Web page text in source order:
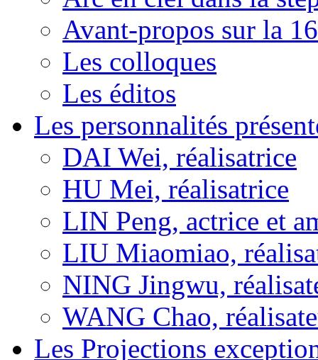
Avant-propos sur la
Les colloques
Les éditos
Les personnalités
DAI Wei, réalisatrice
HU Mei, réalisatrice
LIN Peng, actrice et
LIU Miaomiao,
NING Jingwu,
WANG Chao,
Les Projections